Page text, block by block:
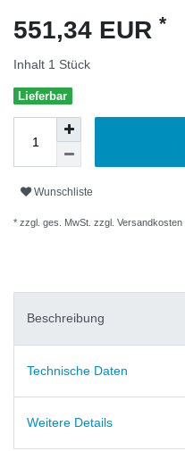
551,34 EUR *
Inhalt 1 Stück
Lieferbar
Wunschliste
* zzgl. ges. MwSt. zzgl. Versandkosten
Beschreibung
Technische Daten
Weitere Details